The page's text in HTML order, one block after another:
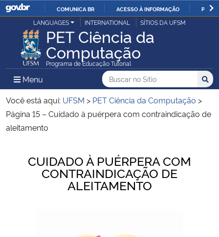
IR
PARA
O
CONTEÚDO
COMUNICA BR ACESSO À INFORMAÇÃO
Ministério da Justiça e Segurança Pública
Ministério da Defesa
Ministério das Relações Exteriores
Ministério da Economia
Ministério da Agricultura, Pecuária e Abastecimento
LANGUAGES INTERNATIONAL SÍTIOS DA UFSM
PET Ciência da
Computação
Programa de Educação Tutorial
Menu Menu Principal do Sítio
Busca
Buscar no no Sítio
Busca:
Você está aqui: UFSM > PET Ciência da Computação >
Página 15 – Cuidado à puérpera com contraindicação de
aleitamento
CUIDADO À PUÉRPERA COM
CONTRAINDICAÇÃO DE
ALEITAMENTO